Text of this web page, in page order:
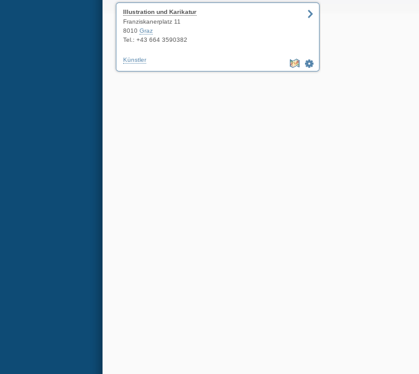
Illustration und Karikatur
Franziskanerplatz 11
8010 Graz
Tel.: +43 664 3590382
Künstler